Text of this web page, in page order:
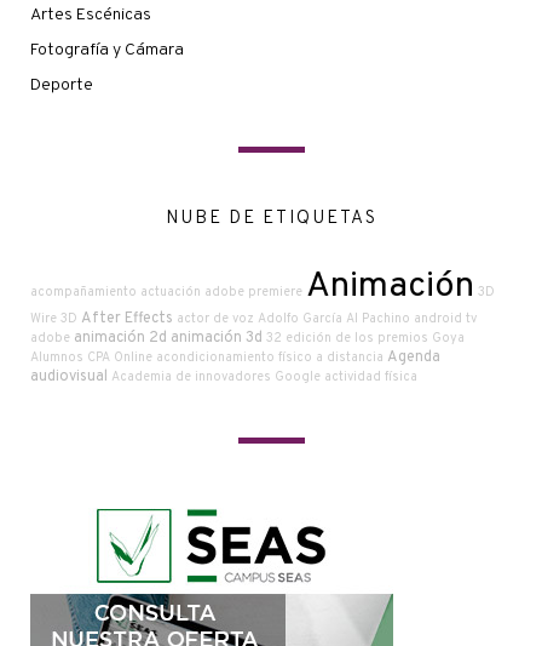
Artes Escénicas
Fotografía y Cámara
Deporte
NUBE DE ETIQUETAS
acompañamiento actuación adobe premiere Animación 3D
Wire 3D After Effects actor de voz Adolfo García Al Pachino android tv
adobe animación 2d animación 3d 32 edición de los premios Goya
Alumnos CPA Online acondicionamiento físico a distancia Agenda
audiovisual Academia de innovadores Google actividad física